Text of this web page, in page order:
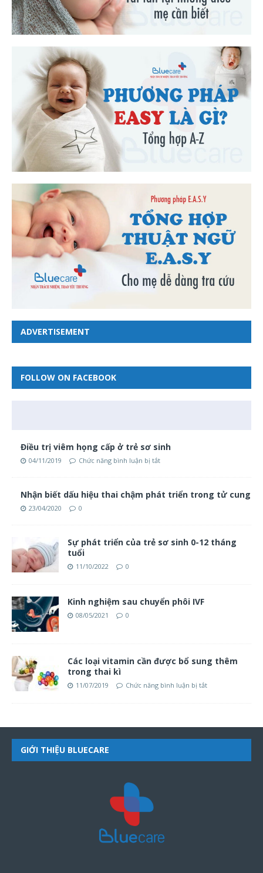
ADVERTISEMENT
FOLLOW ON FACEBOOK
Điều trị viêm họng cấp ở trẻ sơ sinh
04/11/2019 Chức năng bình luận bị tắt
Nhận biết dấu hiệu thai chậm phát triển trong tử cung
23/04/2020 0
Sự phát triển của trẻ sơ sinh 0-12 tháng
tuổi
11/10/2022 0
Kinh nghiệm sau chuyển phôi IVF
08/05/2021 0
Các loại vitamin cần được bổ sung thêm
trong thai kì
11/07/2019 Chức năng bình luận bị tắt
GIỚI THIỆU BLUECARE